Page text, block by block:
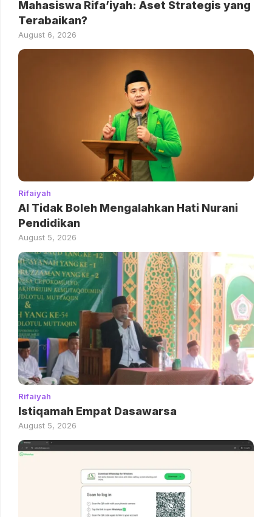
Mahasiswa Rifa’iyah: Aset Strategis yang
Terabaikan?
August 6, 2026
Rifaiyah
AI Tidak Boleh Mengalahkan Hati Nurani
Pendidikan
August 5, 2026
Rifaiyah
Istiqamah Empat Dasawarsa
August 5, 2026